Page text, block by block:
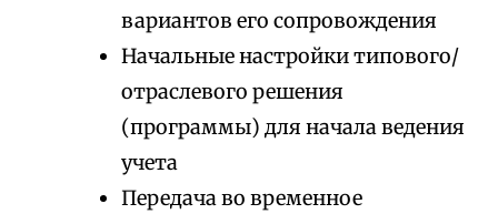
вариантов его сопровождения
Начальные настройки типового/
отраслевого решения
(программы) для начала ведения
учета
Передача во временное